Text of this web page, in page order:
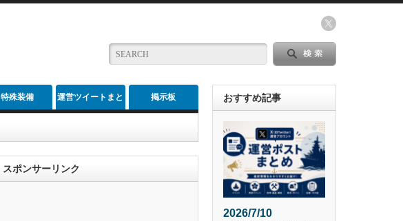
特殊装備 運営ツイートまと 掲示板
スポンサーリンク
おすすめ記事
2026/7/10